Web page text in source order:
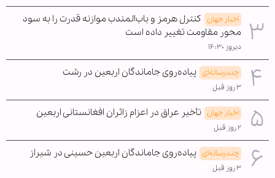
اخبار جهان کنترل هرمز و باب‌المندب موازنه قدرت را به سود
محور مقاومت تغییر داده است
دیروز ۱۶:۳۰
چندرسانه‌ای پیاده‌روی جاماندگان اربعین در رشت
۳ روز قبل
اخبار جهان تأخیر عراق در اعزام زائران افغانستانی اربعین
۲ روز قبل
چندرسانه‌ای پیاده‌روی جاماندگان اربعین حسینی در شیراز
۳ روز قبل